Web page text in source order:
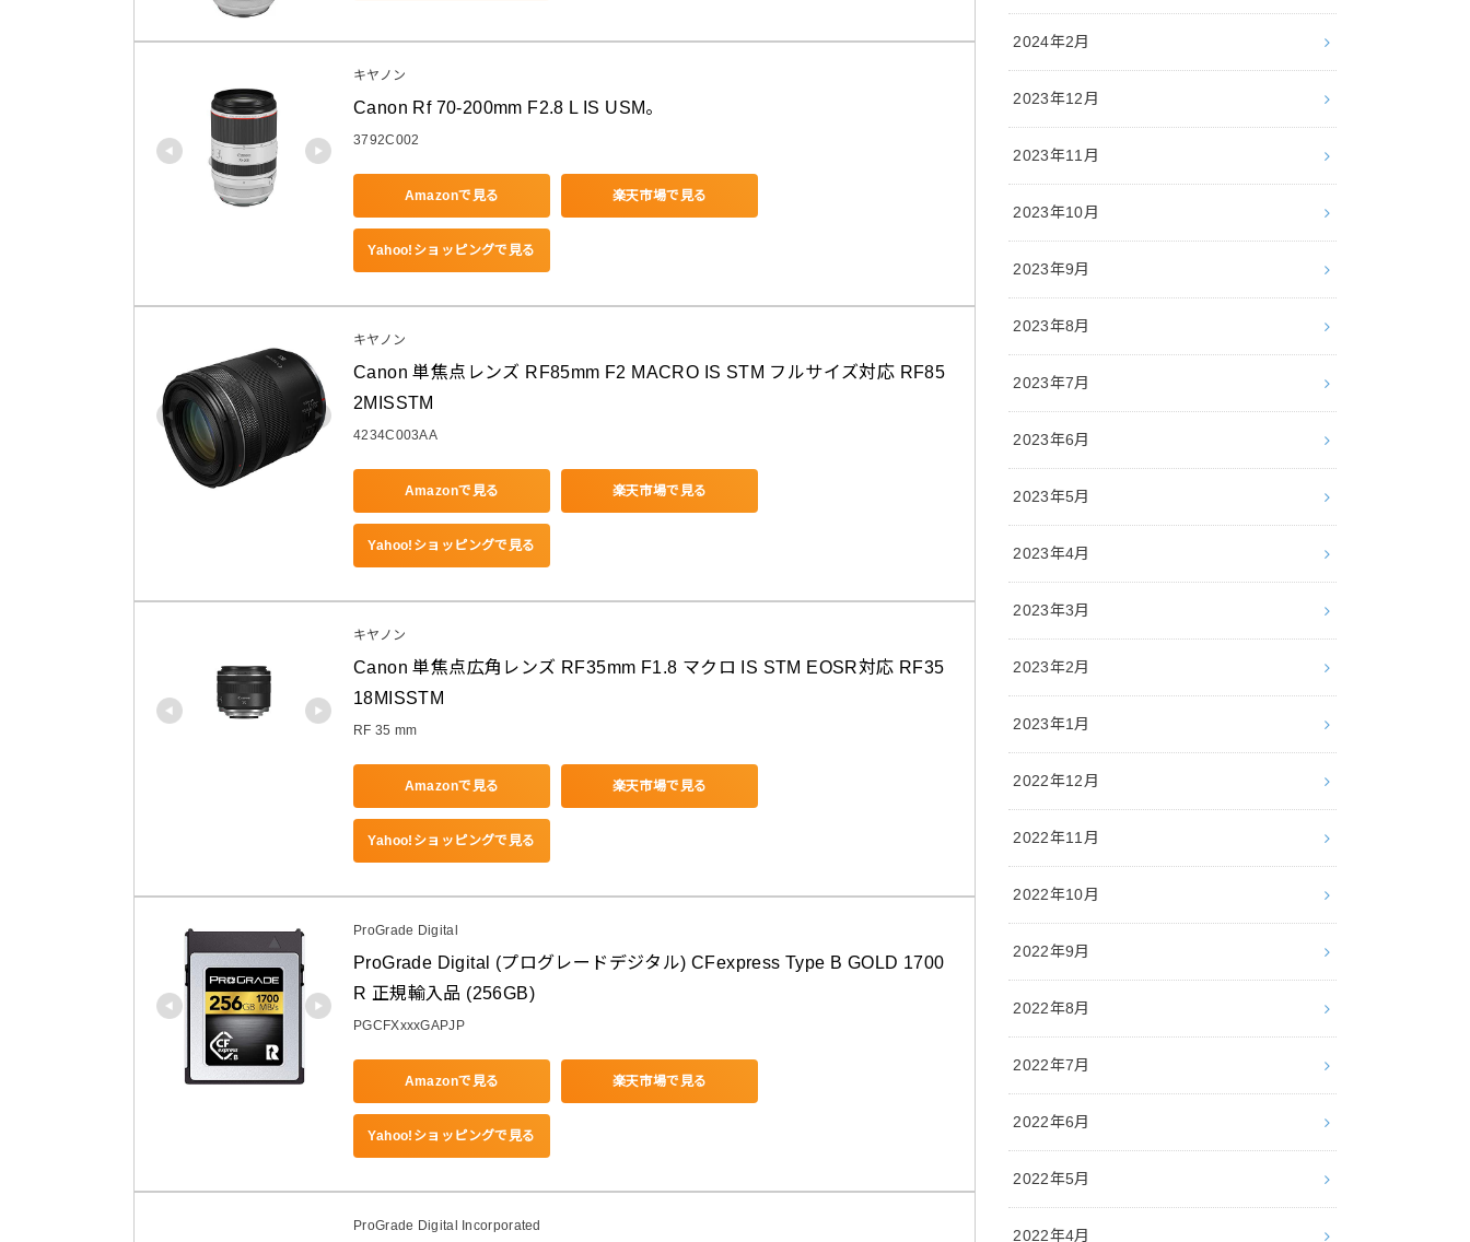
キヤノン
Canon Rf 70-200mm F2.8 L IS USM。
3792C002
Amazonで見る 楽天市場で見る
Yahoo!ショッピングで見る
キヤノン
Canon 単焦点レンズ RF85mm F2 MACRO IS STM フルサイズ対応 RF85
2MISSTM
4234C003AA
Amazonで見る 楽天市場で見る
Yahoo!ショッピングで見る
キヤノン
Canon 単焦点広角レンズ RF35mm F1.8 マクロ IS STM EOSR対応 RF35
18MISSTM
RF 35 mm
Amazonで見る 楽天市場で見る
Yahoo!ショッピングで見る
ProGrade Digital
ProGrade Digital (プログレードデジタル) CFexpress Type B GOLD 1700
R 正規輸入品 (256GB)
PGCFXxxxGAPJP
Amazonで見る 楽天市場で見る
Yahoo!ショッピングで見る
ProGrade Digital Incorporated
2024年2月
2023年12月
2023年11月
2023年10月
2023年9月
2023年8月
2023年7月
2023年6月
2023年5月
2023年4月
2023年3月
2023年2月
2023年1月
2022年12月
2022年11月
2022年10月
2022年9月
2022年8月
2022年7月
2022年6月
2022年5月
2022年4月